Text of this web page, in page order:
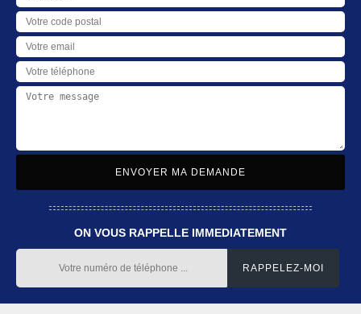
ON VOUS RAPPELLE IMMEDIATEMENT